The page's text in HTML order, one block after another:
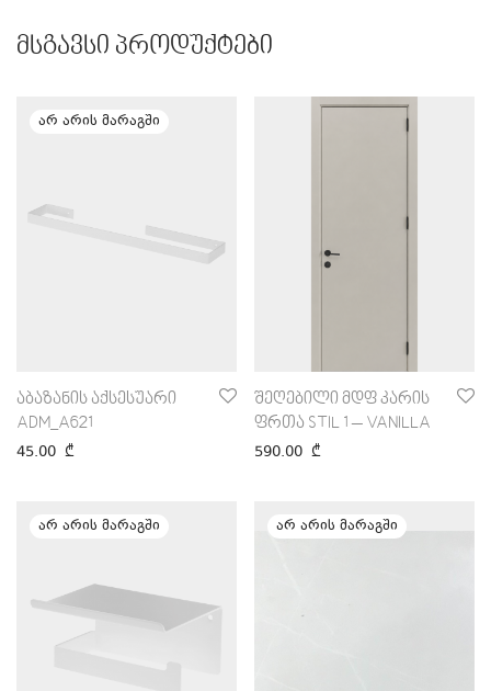
მსგავსი პროდუქტები
აბაზანის აქსესუარი
ADM_A621
45.00 ₾
შეღებილი მდფ კარის
ფრთა STIL 1 – VANILLA
590.00 ₾